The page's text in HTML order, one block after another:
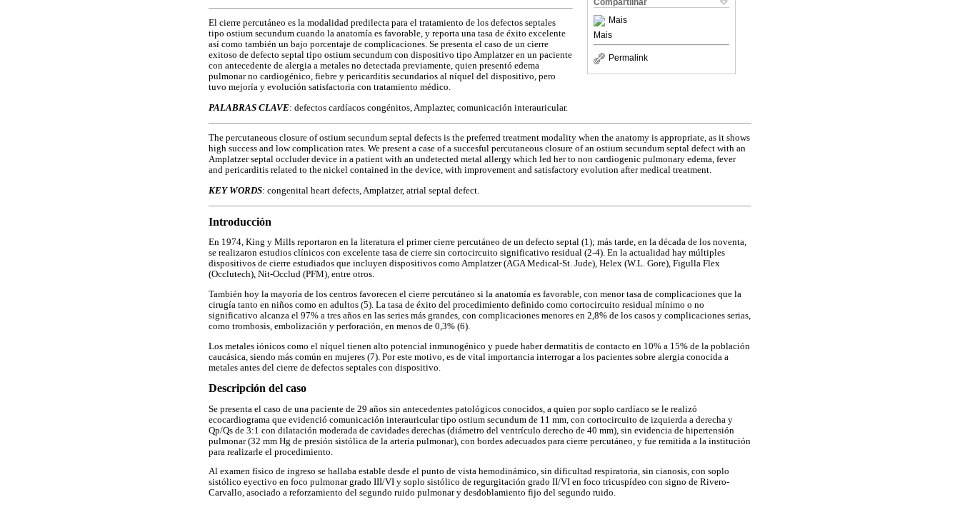
Compartilhar
Mais
Mais
Permalink
El cierre percutáneo es la modalidad predilecta para el tratamiento de los defectos septales
tipo ostium secundum cuando la anatomía es favorable, y reporta una tasa de éxito excelente
así como también un bajo porcentaje de complicaciones. Se presenta el caso de un cierre
exitoso de defecto septal tipo ostium secundum con dispositivo tipo Amplatzer en un paciente
con antecedente de alergia a metales no detectada previamente, quien presentó edema
pulmonar no cardiogénico, fiebre y pericarditis secundarios al níquel del dispositivo, pero
tuvo mejoría y evolución satisfactoria con tratamiento médico.
PALABRAS CLAVE: defectos cardíacos congénitos, Amplazter, comunicación interauricular.
The percutaneous closure of ostium secundum septal defects is the preferred treatment modality when the anatomy is appropriate, as it shows
high success and low complication rates. We present a case of a succesful percutaneous closure of an ostium secundum septal defect with an
Amplatzer septal occluder device in a patient with an undetected metal allergy which led her to non cardiogenic pulmonary edema, fever
and pericarditis related to the nickel contained in the device, with improvement and satisfactory evolution after medical treatment.
KEY WORDS: congenital heart defects, Amplatzer, atrial septal defect.
Introducción
En 1974, King y Mills reportaron en la literatura el primer cierre percutáneo de un defecto septal (1); más tarde, en la década de los noventa,
se realizaron estudios clínicos con excelente tasa de cierre sin cortocircuito significativo residual (2-4). En la actualidad hay múltiples
dispositivos de cierre estudiados que incluyen dispositivos como Amplatzer (AGA Medical-St. Jude), Helex (W.L. Gore), Figulla Flex
(Occlutech), Nit-Occlud (PFM), entre otros.
También hoy la mayoría de los centros favorecen el cierre percutáneo si la anatomía es favorable, con menor tasa de complicaciones que la
cirugía tanto en niños como en adultos (5). La tasa de éxito del procedimiento definido como cortocircuito residual mínimo o no
significativo alcanza el 97% a tres años en las series más grandes, con complicaciones menores en 2,8% de los casos y complicaciones serias,
como trombosis, embolización y perforación, en menos de 0,3% (6).
Los metales iónicos como el níquel tienen alto potencial inmunogénico y puede haber dermatitis de contacto en 10% a 15% de la población
caucásica, siendo más común en mujeres (7). Por este motivo, es de vital importancia interrogar a los pacientes sobre alergia conocida a
metales antes del cierre de defectos septales con dispositivo.
Descripción del caso
Se presenta el caso de una paciente de 29 años sin antecedentes patológicos conocidos, a quien por soplo cardíaco se le realizó
ecocardiograma que evidenció comunicación interauricular tipo ostium secundum de 11 mm, con cortocircuito de izquierda a derecha y
Qp/Qs de 3:1 con dilatación moderada de cavidades derechas (diámetro del ventrículo derecho de 40 mm), sin evidencia de hipertensión
pulmonar (32 mm Hg de presión sistólica de la arteria pulmonar), con bordes adecuados para cierre percutáneo, y fue remitida a la institución
para realizarle el procedimiento.
Al examen físico de ingreso se hallaba estable desde el punto de vista hemodinámico, sin dificultad respiratoria, sin cianosis, con soplo
sistólico eyectivo en foco pulmonar grado III/VI y soplo sistólico de regurgitación grado II/VI en foco tricuspídeo con signo de Rivero-
Carvallo, asociado a reforzamiento del segundo ruido pulmonar y desdoblamiento fijo del segundo ruido.